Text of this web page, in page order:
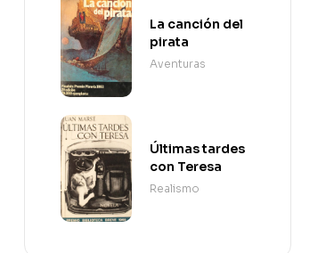
La canción del
pirata
Aventuras
Últimas tardes
con Teresa
Realismo